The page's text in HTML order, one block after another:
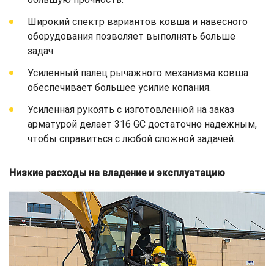
Широкий спектр вариантов ковша и навесного
оборудования позволяет выполнять больше
задач.
Усиленный палец рычажного механизма ковша
обеспечивает большее усилие копания.
Усиленная рукоять с изготовленной на заказ
арматурой делает 316 GC достаточно надежным,
чтобы справиться с любой сложной задачей.
Низкие расходы на владение и эксплуатацию